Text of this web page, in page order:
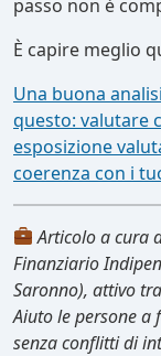
passo non è
È capire meglio
Una buona
questo: valutare
esposizione
coerenza con i
Articolo a cura
Finanziario
Saronno), attivo
Aiuto le persone a
senza conflitti di